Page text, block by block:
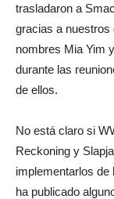
trasladaron a
gracias a nuestros
nombres Mia Yim
durante las
de ellos.
No está claro si
Reckoning y
implementarlos de
ha publicado